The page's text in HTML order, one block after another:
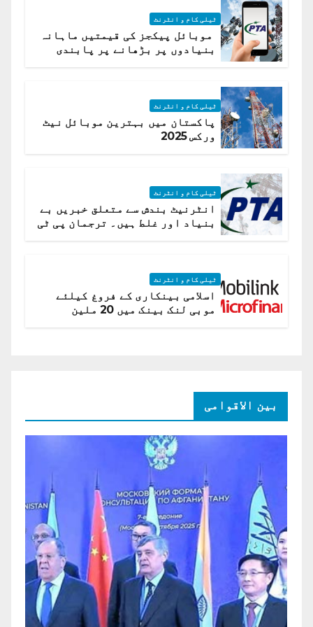
ٹیلی کام و انٹرنٹ
موبائل پیکجز کی قیمتیں ماہانہ
بنیادوں پر بڑھانے پر پابندی
ٹیلی کام و انٹرنٹ
پاکستان میں بہترین موبائل نیٹ
ورکس 2025
ٹیلی کام و انٹرنٹ
انٹرنیٹ بندش سے متعلق خبریں بے
بنیاد اور غلط ہیں۔ ترجمان پی ٹی
ٹیلی کام و انٹرنٹ
اسلامی بینکاری کے فروغ کیلئے
موبی لنک بینک میں 20 ملین
بین الاقوامی